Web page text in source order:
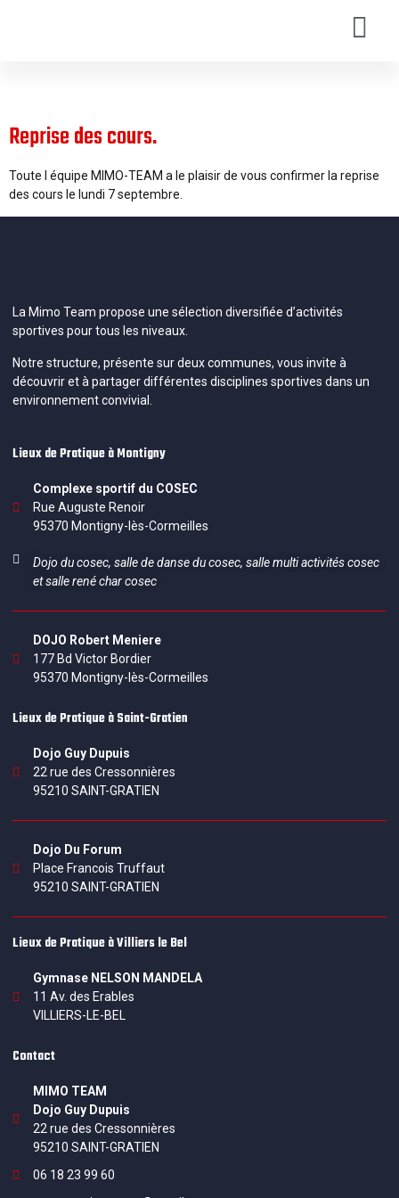
Reprise des cours.
Toute l équipe MIMO-TEAM a le plaisir de vous confirmer la reprise
des cours le lundi 7 septembre.
La Mimo Team propose une sélection diversifiée d’activités
sportives pour tous les niveaux.
Notre structure, présente sur deux communes, vous invite à
découvrir et à partager différentes disciplines sportives dans un
environnement convivial.
Lieux de Pratique à Montigny
Complexe sportif du COSEC
Rue Auguste Renoir
95370 Montigny-lès-Cormeilles
Dojo du cosec, salle de danse du cosec, salle multi activités cosec
et salle rené char cosec
DOJO Robert Meniere
177 Bd Victor Bordier
95370 Montigny-lès-Cormeilles
Lieux de Pratique à Saint-Gratien
Dojo Guy Dupuis
22 rue des Cressonnières
95210 SAINT-GRATIEN
Dojo Du Forum
Place Francois Truffaut
95210 SAINT-GRATIEN
Lieux de Pratique à Villiers le Bel
Gymnase NELSON MANDELA
11 Av. des Erables
VILLIERS-LE-BEL
Contact
MIMO TEAM
Dojo Guy Dupuis
22 rue des Cressonnières
95210 SAINT-GRATIEN
06 18 23 99 60